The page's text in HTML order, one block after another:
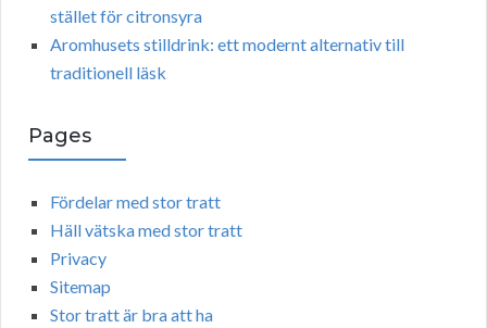
stället för citronsyra
Aromhusets stilldrink: ett modernt alternativ till
traditionell läsk
Pages
Fördelar med stor tratt
Häll vätska med stor tratt
Privacy
Sitemap
Stor tratt är bra att ha